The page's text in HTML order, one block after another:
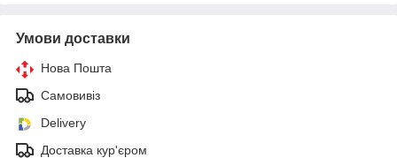
Умови доставки
Нова Пошта
Самовивіз
Delivery
Доставка кур'єром